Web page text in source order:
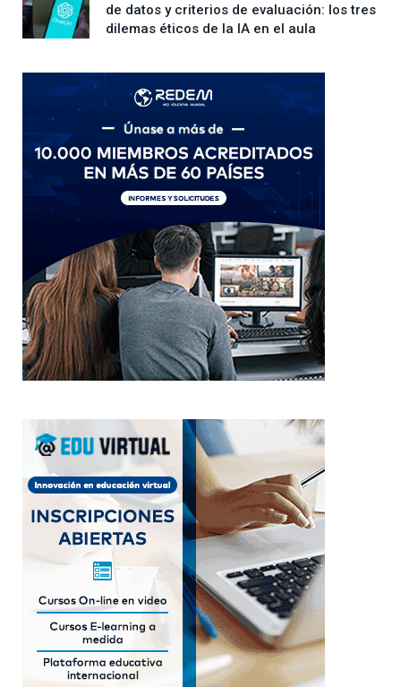
de datos y criterios de evaluación: los tres
dilemas éticos de la IA en el aula